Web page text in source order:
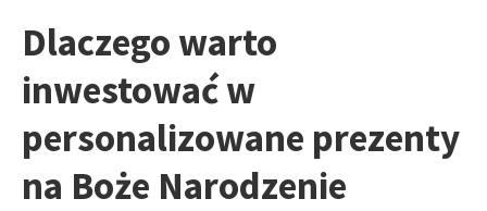
Dlaczego warto
inwestować w
personalizowane prezenty
na Boże Narodzenie